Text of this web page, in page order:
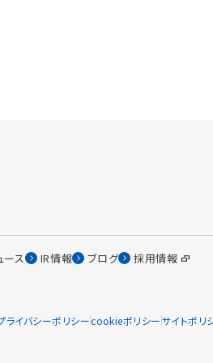
ース IR情報 ブログ 採用情報
ライバシーポリシーcookieポリシーサイトポリ